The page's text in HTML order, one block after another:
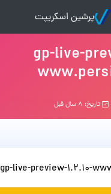
پرشین اسکریپت
gp-live-
تاریخ: ۸ سال قبل
gp-live-preview-1.2.10-